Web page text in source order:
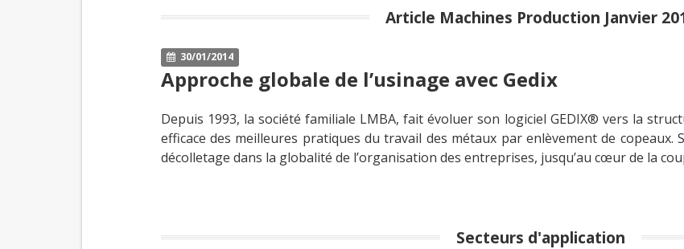
Article Machines Production Janvier
30/01/2014
Approche globale de l’usinage avec Gedix
Depuis 1993, la société familiale LMBA, fait évoluer son logiciel GEDIX® vers la
efficace des meilleures pratiques du travail des métaux par enlèvement de copeaux.
décolletage dans la globalité de l’organisation des entreprises, jusqu’au cœur de la
Secteurs d'application